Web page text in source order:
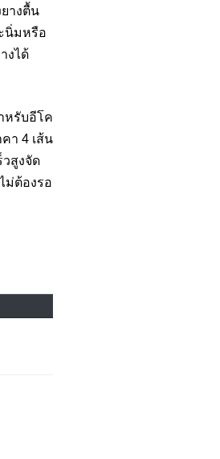
างตื้น
นิ่มหรือ
งได้
หรับอีโค
า 4 เส้น
สูงจัด
ม่ต้องรอ